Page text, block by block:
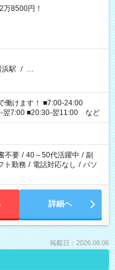
8500円！
浜駅 / …
働けます！ ■7:00-24:00
翌7:00 ■20:30-翌11:00 など
不要 / 40～50代活躍中 / 副
ト勤務 / 電話対応なし / パソ
詳細へ
掲載日：2026.08.06